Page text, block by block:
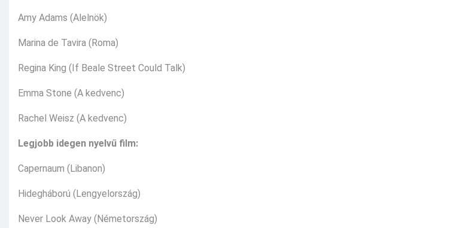
Amy Adams (Alelnök)
Marina de Tavira (Roma)​​
Regina King (If Beale Street Could Talk)
Emma Stone (A kedvenc)
Rachel Weisz (A kedvenc)
Legjobb idegen nyelvű film:
Capernaum (Libanon)
Hidegháború (Lengyelország)
Never Look Away (Németország)